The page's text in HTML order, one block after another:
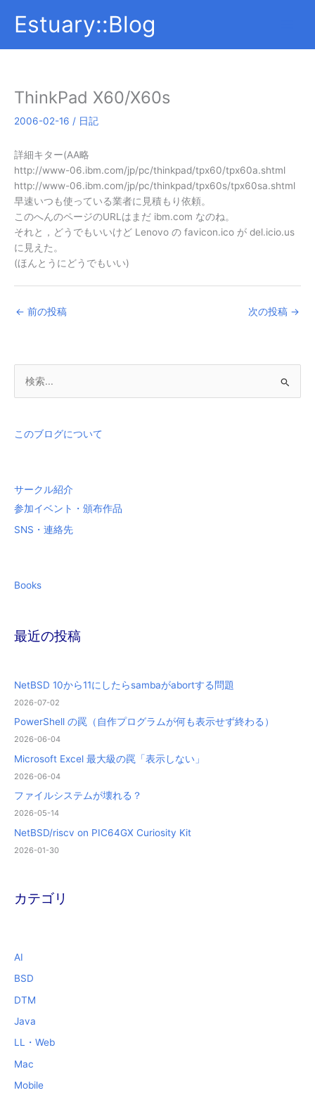
Estuary::Blog
ThinkPad X60/X60s
2006-02-16 / 日記
詳細キター(AA略
http://www-06.ibm.com/jp/pc/thinkpad/tpx60/tpx60a.shtml
http://www-06.ibm.com/jp/pc/thinkpad/tpx60s/tpx60sa.shtml
早速いつも使っている業者に見積もり依頼。
このへんのページのURLはまだ ibm.com なのね。
それと，どうでもいいけど Lenovo の favicon.ico が del.icio.us
に見えた。
(ほんとうにどうでもいい)
← 前の投稿 次の投稿 →
象
このブログについて
サークル紹介
参加イベント・頒布作品
SNS・連絡先
Books
最近の投稿
NetBSD 10から11にしたらsambaがabortする問題
2026-07-02
PowerShell の罠（自作プログラムが何も表示せず終わる）
2026-06-04
Microsoft Excel 最大級の罠「表示しない」
2026-06-04
ファイルシステムが壊れる？
2026-05-14
NetBSD/riscv on PIC64GX Curiosity Kit
2026-01-30
カテゴリ
AI
BSD
DTM
Java
LL・Web
Mac
Mobile